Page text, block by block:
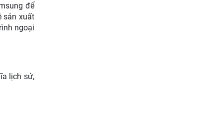
để
sản xuất
ngoại
lịch sử,